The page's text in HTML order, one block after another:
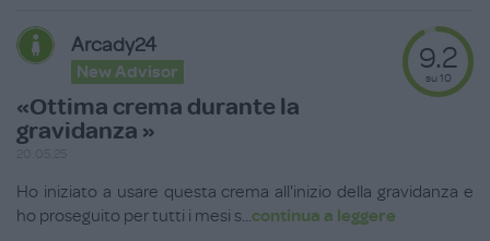
Arcady24
New Advisor
«Ottima crema durante la
gravidanza »
9.2
su 10
Ho iniziato a usare questa crema all'inizio della gravidanza e
ho proseguito per tutti i mesi s...continua a leggere